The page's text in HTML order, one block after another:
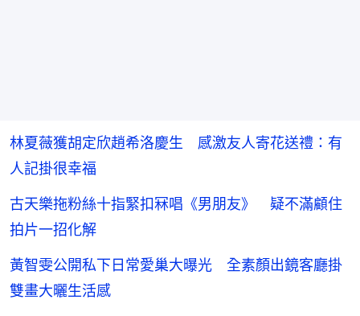
林夏薇獲胡定欣趙希洛慶生 感激友人寄花送禮：有
人記掛很幸福
古天樂拖粉絲十指緊扣冧唱《男朋友》 疑不滿顧住
拍片一招化解
黃智雯公開私下日常愛巢大曝光 全素顏出鏡客廳掛
雙畫大曬生活感